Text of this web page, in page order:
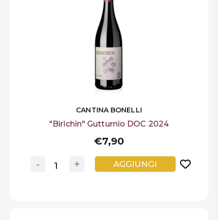
CANTINA BONELLI
"Birichin" Gutturnio DOC 2024
€7,90
+
- AGGIUNGI